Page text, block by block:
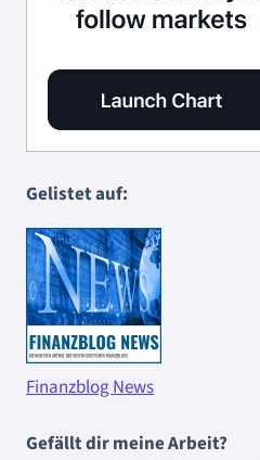
Gelistet auf:
Finanzblog News
Gefällt dir meine Arbeit?